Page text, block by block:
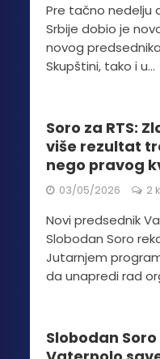
Pre tačno nedelju
Srbije dobio je
novog
Skupštini, tako i u...
Soro za RTS:
više rezultat
nego pravog
03/05/2026 2
Novi predsednik
Slobodan Soro
Jutarnjem
da unapredi rad
Slobodan